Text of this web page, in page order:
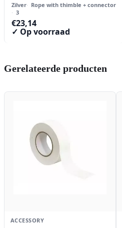
Zilver
Rope with thimble + connector
3
€23,14
✓ Op voorraad
Gerelateerde producten
ACCESSORY